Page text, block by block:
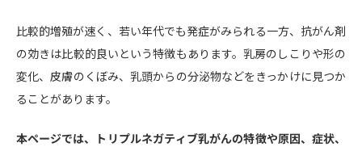
比較的増殖が速く、若い年代でも発症がみられる一方、抗がん剤
の効きは比較的良いという特徴もあります。乳房のしこりや形の
変化、皮膚のくぼみ、乳頭からの分泌物などをきっかけに見つか
ることがあります。
本ページでは、トリプルネガティブ乳がんの特徴や原因、症状、